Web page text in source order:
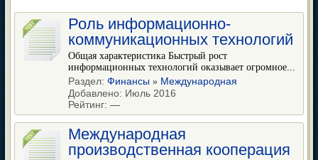
Роль информационно-
коммуникационных технологий
Общая характеристика Быстрый рост
информационных технологий оказывает огромное...
Раздел: Финансы » Международная
Добавлено: Июль 2016
Рейтинг: —
Международная
производственная кооперация